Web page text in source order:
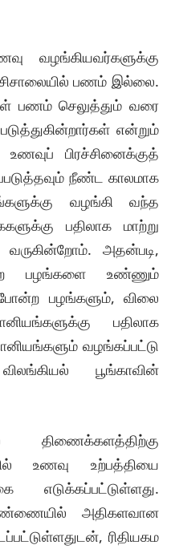
வழங்கியவர்களுக்கு
பணம் இல்லை.
பணம் செலுத்தும் வரை
என்றும்
உணவுப் பிரச்சினைக்குத்
நீண்ட காலமாக
வழங்கி வந்த
பதிலாக மாற்று
அதன்படி,
பழங்களை உண்ணும்
பழங்களும், விலை
பதிலாக
வழங்கப்பட்டு
பூங்காவின்
திணைக்களத்திற்கு
உணவு உற்பத்தியை
எடுக்கப்பட்டுள்ளது.
அதிகளவான
ரிதியகம